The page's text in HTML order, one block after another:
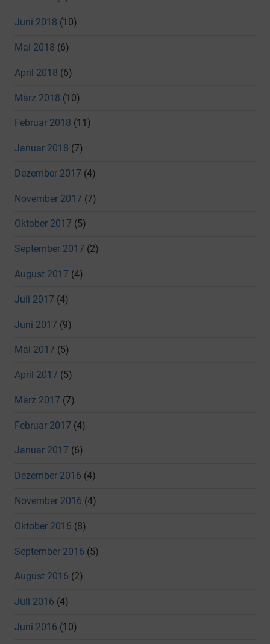
Juni 2018 (10)
Mai 2018 (6)
April 2018 (6)
März 2018 (10)
Februar 2018 (11)
Januar 2018 (7)
Dezember 2017 (4)
November 2017 (7)
Oktober 2017 (5)
September 2017 (2)
August 2017 (4)
Juli 2017 (4)
Juni 2017 (9)
Mai 2017 (5)
April 2017 (5)
März 2017 (7)
Februar 2017 (4)
Januar 2017 (6)
Dezember 2016 (4)
November 2016 (4)
Oktober 2016 (8)
September 2016 (5)
August 2016 (2)
Juli 2016 (4)
Juni 2016 (10)